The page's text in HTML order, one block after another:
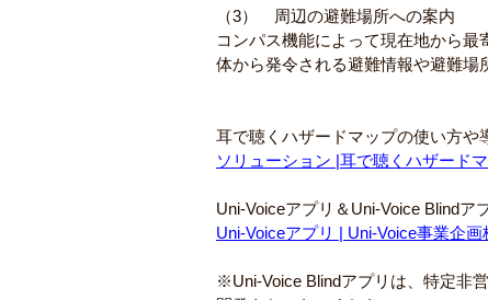
（3）　周辺の避難場所への案内
コンパス機能によって現在地から
体から発令される避難情報や避難場
耳で聴くハザードマップの使い方や
ソリューション |耳で聴くハザード
Uni-Voiceアプリ＆Uni-Voice Blindア
Uni-Voiceアプリ | Uni-Voice事業企画
※Uni-Voice Blindアプリは、特定非